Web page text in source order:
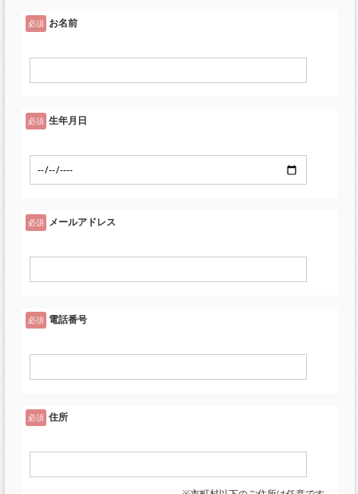
必須 お名前
必須 生年月日
必須 メールアドレス
必須 電話番号
必須 住所